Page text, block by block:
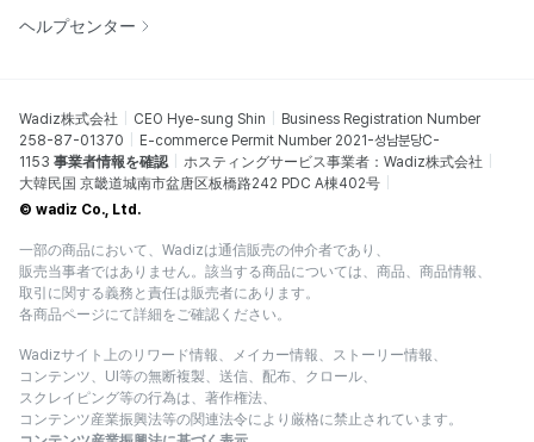
ヘルプセンター
Wadiz株式会社 CEO Hye-sung Shin
Business Registration Number
258-87-01370
E-commerce Permit Number 2021-성남분당C-
1153 事業者情報を確認
ホスティングサービス事業者：Wadiz株式会社
大韓民国 京畿道城南市盆唐区板橋路242 PDC A棟402号
© wadiz Co., Ltd.
一部の商品において、Wadizは通信販売の仲介者であり、
販売当事者ではありません。該当する商品については、商品、商品情報、
取引に関する義務と責任は販売者にあります。
各商品ページにて詳細をご確認ください。
Wadizサイト上のリワード情報、メイカー情報、ストーリー情報、
コンテンツ、UI等の無断複製、送信、配布、クロール、
スクレイピング等の行為は、著作権法、
コンテンツ産業振興法等の関連法令により厳格に禁止されています。